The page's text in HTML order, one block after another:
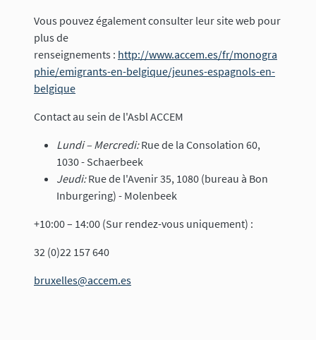
Vous pouvez également consulter leur site web pour
plus de
renseignements : http://www.accem.es/fr/monogra
phie/emigrants-en-belgique/jeunes-espagnols-en-
belgique
Contact au sein de l'Asbl ACCEM
Lundi – Mercredi:Rue de la Consolation 60,
1030 - Schaerbeek
Jeudi:Rue de l'Avenir 35, 1080 (bureau à Bon
Inburgering) - Molenbeek
+10:00 – 14:00 (Sur rendez-vous uniquement) :
32 (0)22 157 640
bruxelles@accem.es